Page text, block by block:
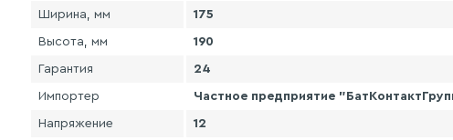
Ширина, мм 175
Высота, мм 190
Гарантия 24
Импортер Частное предприятие
Напряжение 12